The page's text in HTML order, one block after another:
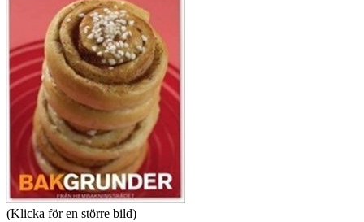
(Klicka för en större bild)